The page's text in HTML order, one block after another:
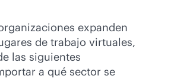
expanden
de trabajo virtuales,
las siguientes
a qué sector se